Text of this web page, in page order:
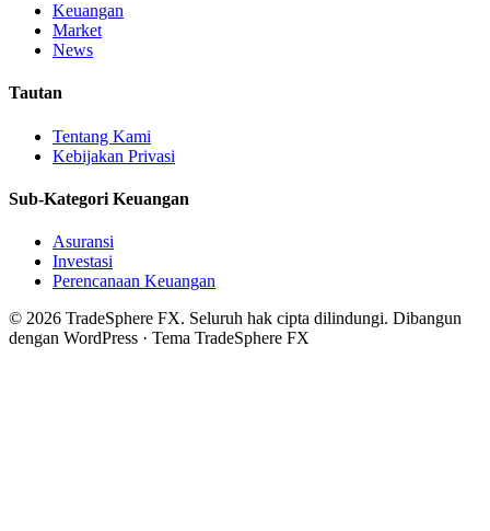
Keuangan
Market
News
Tautan
Tentang Kami
Kebijakan Privasi
Sub-Kategori Keuangan
Asuransi
Investasi
Perencanaan Keuangan
© 2026 TradeSphere FX. Seluruh hak cipta dilindungi. Dibangun
dengan WordPress · Tema TradeSphere FX